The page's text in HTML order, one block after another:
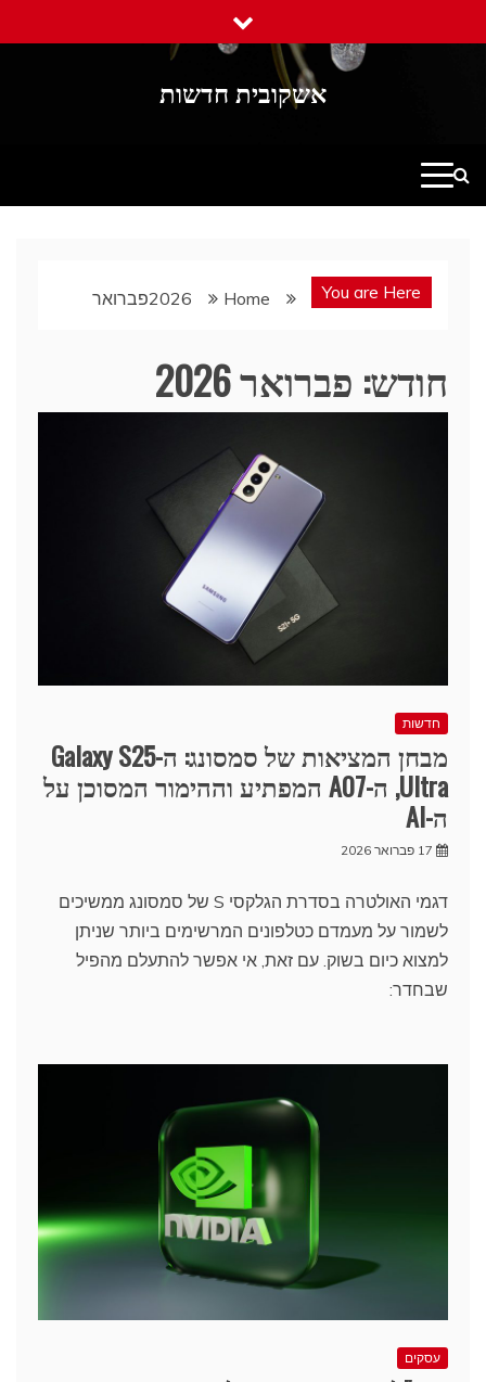
to
אשקובית חדשות
You are Here
Home
2026פברואר
חודש: פברואר 2026
חדשות
מבחן המציאות של סמסונג: ה-Galaxy S25
Ultra, ה-A07 המפתיע וההימור המסוכן על
ה-AI
17 פברואר 2026
דגמי האולטרה בסדרת הגלקסי S של סמסונג ממשיכים
לשמור על מעמדם כטלפונים המרשימים ביותר שניתן
למצוא כיום בשוק. עם זאת, אי אפשר להתעלם מהפיל
שבחדר:
עסקים